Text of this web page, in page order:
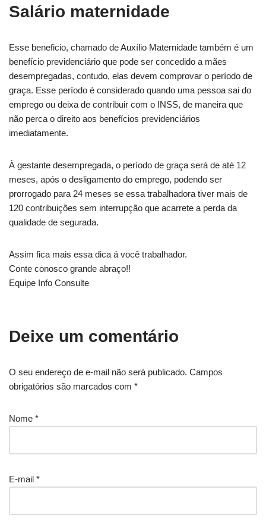
Salário maternidade
Esse beneficio, chamado de Auxílio Maternidade também é um
benefício previdenciário que pode ser concedido a mães
desempregadas, contudo, elas devem comprovar o período de
graça. Esse período é considerado quando uma pessoa sai do
emprego ou deixa de contribuir com o INSS, de maneira que
não perca o direito aos benefícios previdenciários
imediatamente.
À gestante desempregada, o período de graça será de até 12
meses, após o desligamento do emprego, podendo ser
prorrogado para 24 meses se essa trabalhadora tiver mais de
120 contribuições sem interrupção que acarrete a perda da
qualidade de segurada.
Assim fica mais essa dica á você trabalhador.
Conte conosco grande abraço!!
Equipe Info Consulte
Deixe um comentário
O seu endereço de e-mail não será publicado. Campos
obrigatórios são marcados com *
Nome *
E-mail *